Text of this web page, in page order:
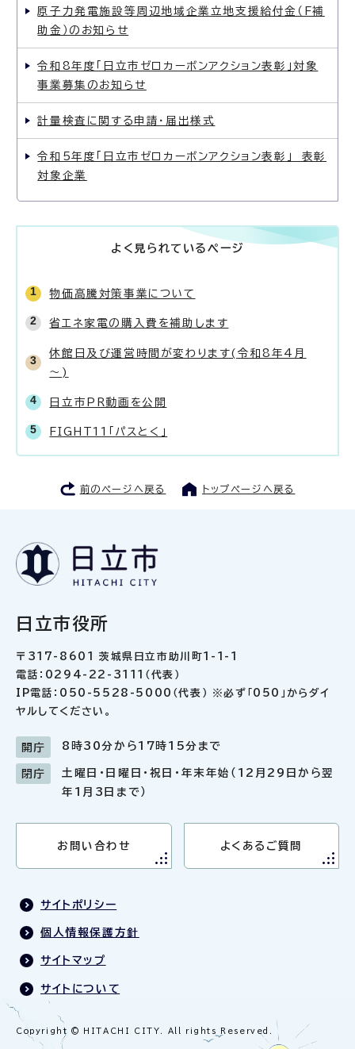
原子力発電施設等周辺地域企業立地支援給付金（F補
助金）のお知らせ
令和8年度「日立市ゼロカーボンアクション表彰」対象
事業募集のお知らせ
計量検査に関する申請・届出様式
令和5年度「日立市ゼロカーボンアクション表彰」 表彰
対象企業
よく見られているページ
物価高騰対策事業について
省エネ家電の購入費を補助します
休館日及び運営時間が変わります(令和8年4月
～)
日立市PR動画を公開
FIGHT11「パスとく」
前のページへ戻る トップページへ戻る
日立市役所
〒317-8601 茨城県日立市助川町1-1-1
電話：0294-22-3111（代表）
IP電話：050-5528-5000（代表） ※必ず「050」からダイ
ヤルしてください。
開庁 8時30分から17時15分まで
閉庁
土曜日・日曜日・祝日・年末年始（12月29日から翌
年1月3日まで）
お問い合わせ よくあるご質問
サイトポリシー
個人情報保護方針
サイトマップ
サイトについて
Copyright © HITACHI CITY. All rights Reserved.